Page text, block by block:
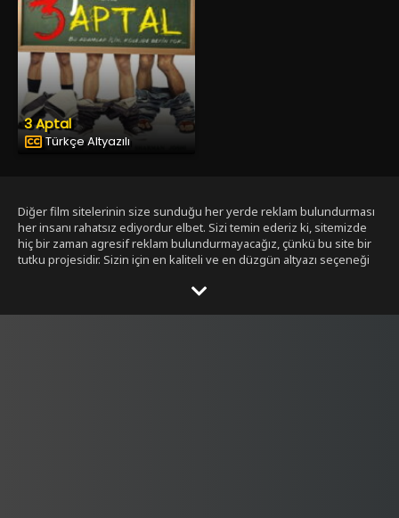
3 Aptal
Türkçe Altyazılı
Diğer film sitelerinin size sunduğu her yerde reklam bulundurması
her insanı rahatsız ediyordur elbet. Sizi temin ederiz ki, sitemizde
hiç bir zaman agresif reklam bulundurmayacağız, çünkü bu site bir
tutku projesidir. Sizin için en kaliteli ve en düzgün altyazı seçeneği